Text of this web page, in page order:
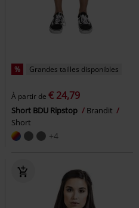
% Grandes tailles disponibles
À partir de € 24,79
Short BDU Ripstop
Brandit
Short
+4